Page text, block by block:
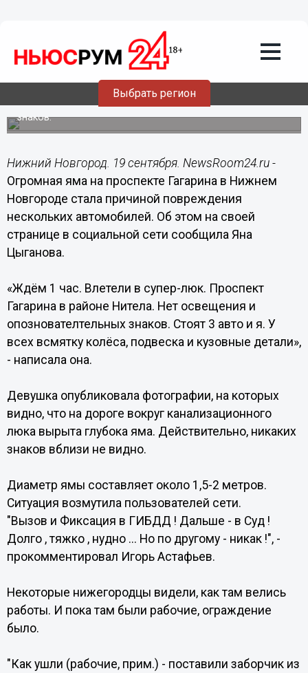
Выбрать регион
Яма на проспекте Гагарина стала
ловушкой для нижегородских
автомобилистов
По словам очевидцев, вблизи нет опознавательных
знаков.
Нижний Новгород. 19 сентября. NewsRoom24.ru -
Огромная яма на проспекте Гагарина в Нижнем
Новгороде стала причиной повреждения
нескольких автомобилей. Об этом на своей
странице в социальной сети сообщила Яна
Цыганова.
«Ждём 1 час. Влетели в супер-люк. Проспект
Гагарина в районе Нитела. Нет освещения и
опознователтельных знаков. Стоят 3 авто и я. У
всех всмятку колёса, подвеска и кузовные детали»,
- написала она.
Девушка опубликовала фотографии, на которых
видно, что на дороге вокруг канализационного
люка вырыта глубока яма. Действительно, никаких
знаков вблизи не видно.
Диаметр ямы составляет около 1,5-2 метров.
Ситуация возмутила пользователей сети.
"Вызов и Фиксация в ГИБДД ! Дальше - в Суд !
Долго , тяжко , нудно ... Но по другому - никак !", -
прокомментировал Игорь Астафьев.
Некоторые нижегородцы видели, как там велись
работы. И пока там были рабочие, ограждение
было.
"Как ушли (рабочие, прим.) - поставили заборчик из